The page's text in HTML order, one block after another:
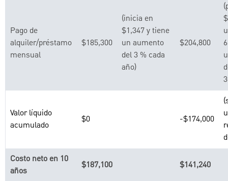
Pago de
alquiler/préstamo
mensual
$185,300
(inicia en
$1,347 y tiene
un aumento
del 3 % cada
año)
$204,800
Valor líquido
acumulado
$0 -$174,000
Costo neto en 10
años
$187,100 $141,240